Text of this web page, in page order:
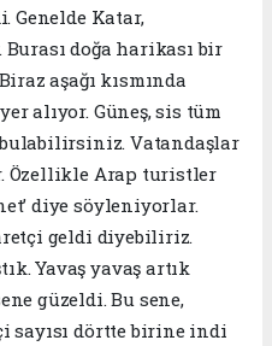
Genelde Katar,
doğa harikası bir
aşağı kısmında
alıyor. Güneş, sis tüm
Vatandaşlar
Özellikle Arap turistler
diye söyleniyorlar.
geldi diyebiliriz.
Yavaş yavaş artık
güzeldi. Bu sene,
sayısı dörtte birine indi